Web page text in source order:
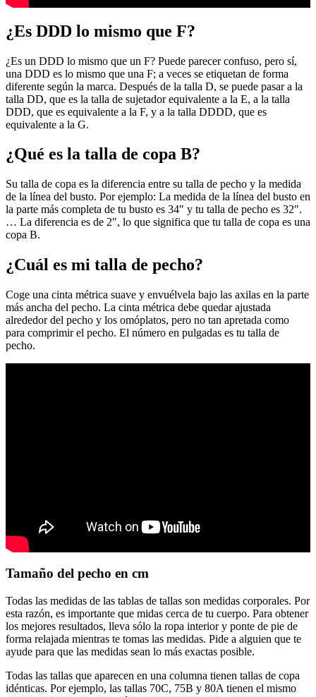
¿Es DDD lo mismo que F?
¿Es un DDD lo mismo que un F? Puede parecer confuso, pero sí,
una DDD es lo mismo que una F; a veces se etiquetan de forma
diferente según la marca. Después de la talla D, se puede pasar a la
talla DD, que es la talla de sujetador equivalente a la E, a la talla
DDD, que es equivalente a la F, y a la talla DDDD, que es
equivalente a la G.
¿Qué es la talla de copa B?
Su talla de copa es la diferencia entre su talla de pecho y la medida
de la línea del busto. Por ejemplo: La medida de la línea del busto en
la parte más completa de tu busto es 34″ y tu talla de pecho es 32″.
… La diferencia es de 2″, lo que significa que tu talla de copa es una
copa B.
¿Cuál es mi talla de pecho?
Coge una cinta métrica suave y envuélvela bajo las axilas en la parte
más ancha del pecho. La cinta métrica debe quedar ajustada
alrededor del pecho y los omóplatos, pero no tan apretada como
para comprimir el pecho. El número en pulgadas es tu talla de
pecho.
Tamaño del pecho en cm
Todas las medidas de las tablas de tallas son medidas corporales. Por
esta razón, es importante que midas cerca de tu cuerpo. Para obtener
los mejores resultados, lleva sólo la ropa interior y ponte de pie de
forma relajada mientras te tomas las medidas. Pide a alguien que te
ayude para que las medidas sean lo más exactas posible.
Todas las tallas que aparecen en una columna tienen tallas de copa
idénticas. Por ejemplo, las tallas 70C, 75B y 80A tienen el mismo